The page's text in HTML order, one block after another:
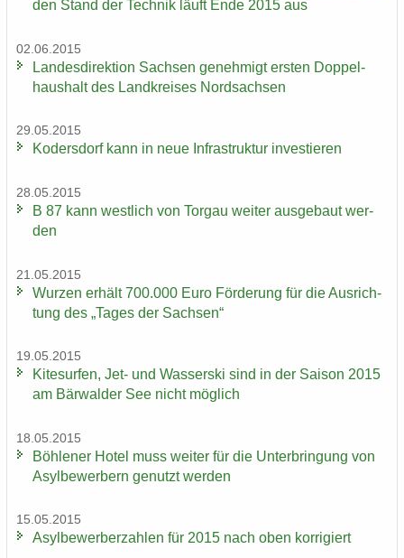
den Stand der Tech­nik läuft Ende 2015 aus
02.06.2015
Lan­des­di­rek­ti­on Sach­sen ge­neh­migt ers­ten Dop­pel­
haus­halt des Land­krei­ses Nord­sach­sen
29.05.2015
Ko­ders­dorf kann in neue In­fra­struk­tur in­ves­tie­ren
28.05.2015
B 87 kann west­lich von Tor­gau wei­ter aus­ge­baut wer­
den
21.05.2015
Wur­zen er­hält 700.000 Euro För­de­rung für die Aus­rich­
tung des „Tages der Sach­sen“
19.05.2015
Ki­te­sur­fen, Jet- und Was­ser­ski sind in der Sai­son 2015
am Bär­wal­der See nicht mög­lich
18.05.2015
Böh­le­ner Hotel muss wei­ter für die Un­ter­brin­gung von
Asyl­be­wer­bern ge­nutzt wer­den
15.05.2015
Asyl­be­wer­ber­zah­len für 2015 nach oben kor­ri­giert